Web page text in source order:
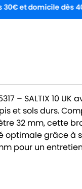
dès 40€.
– SALTIX 10 UK
et sols durs.
32 mm, cette
optimale grâce à
pour un